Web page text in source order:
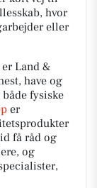
hvor
eller
Land &
have og
fysiske
er
få råd og
og